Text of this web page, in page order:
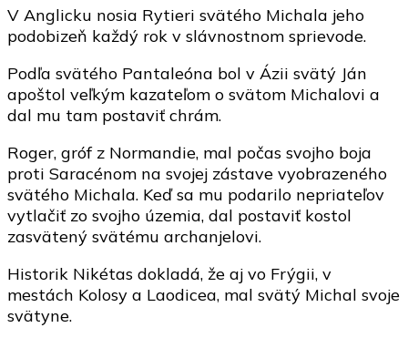
V Anglicku nosia Rytieri svätého Michala jeho
podobizeň každý rok v slávnostnom sprievode.
Podľa svätého Pantaleóna bol v Ázii svätý Ján
apoštol veľkým kazateľom o svätom Michalovi a
dal mu tam postaviť chrám.
Roger, gróf z Normandie, mal počas svojho boja
proti Saracénom na svojej zástave vyobrazeného
svätého Michala. Keď sa mu podarilo nepriateľov
vytlačiť zo svojho územia, dal postaviť kostol
zasvätený svätému archanjelovi.
Historik Nikétas dokladá, že aj vo Frýgii, v
mestách Kolosy a Laodicea, mal svätý Michal svoje
svätyne.